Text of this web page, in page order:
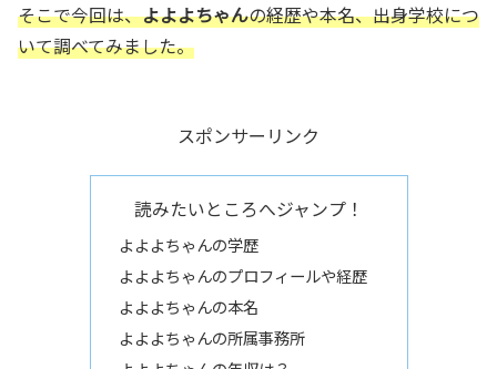
そこで今回は、よよよちゃんの経歴や本名、出身学校につ
いて調べてみました。
スポンサーリンク
読みたいところへジャンプ！
よよよちゃんの学歴
よよよちゃんのプロフィールや経歴
よよよちゃんの本名
よよよちゃんの所属事務所